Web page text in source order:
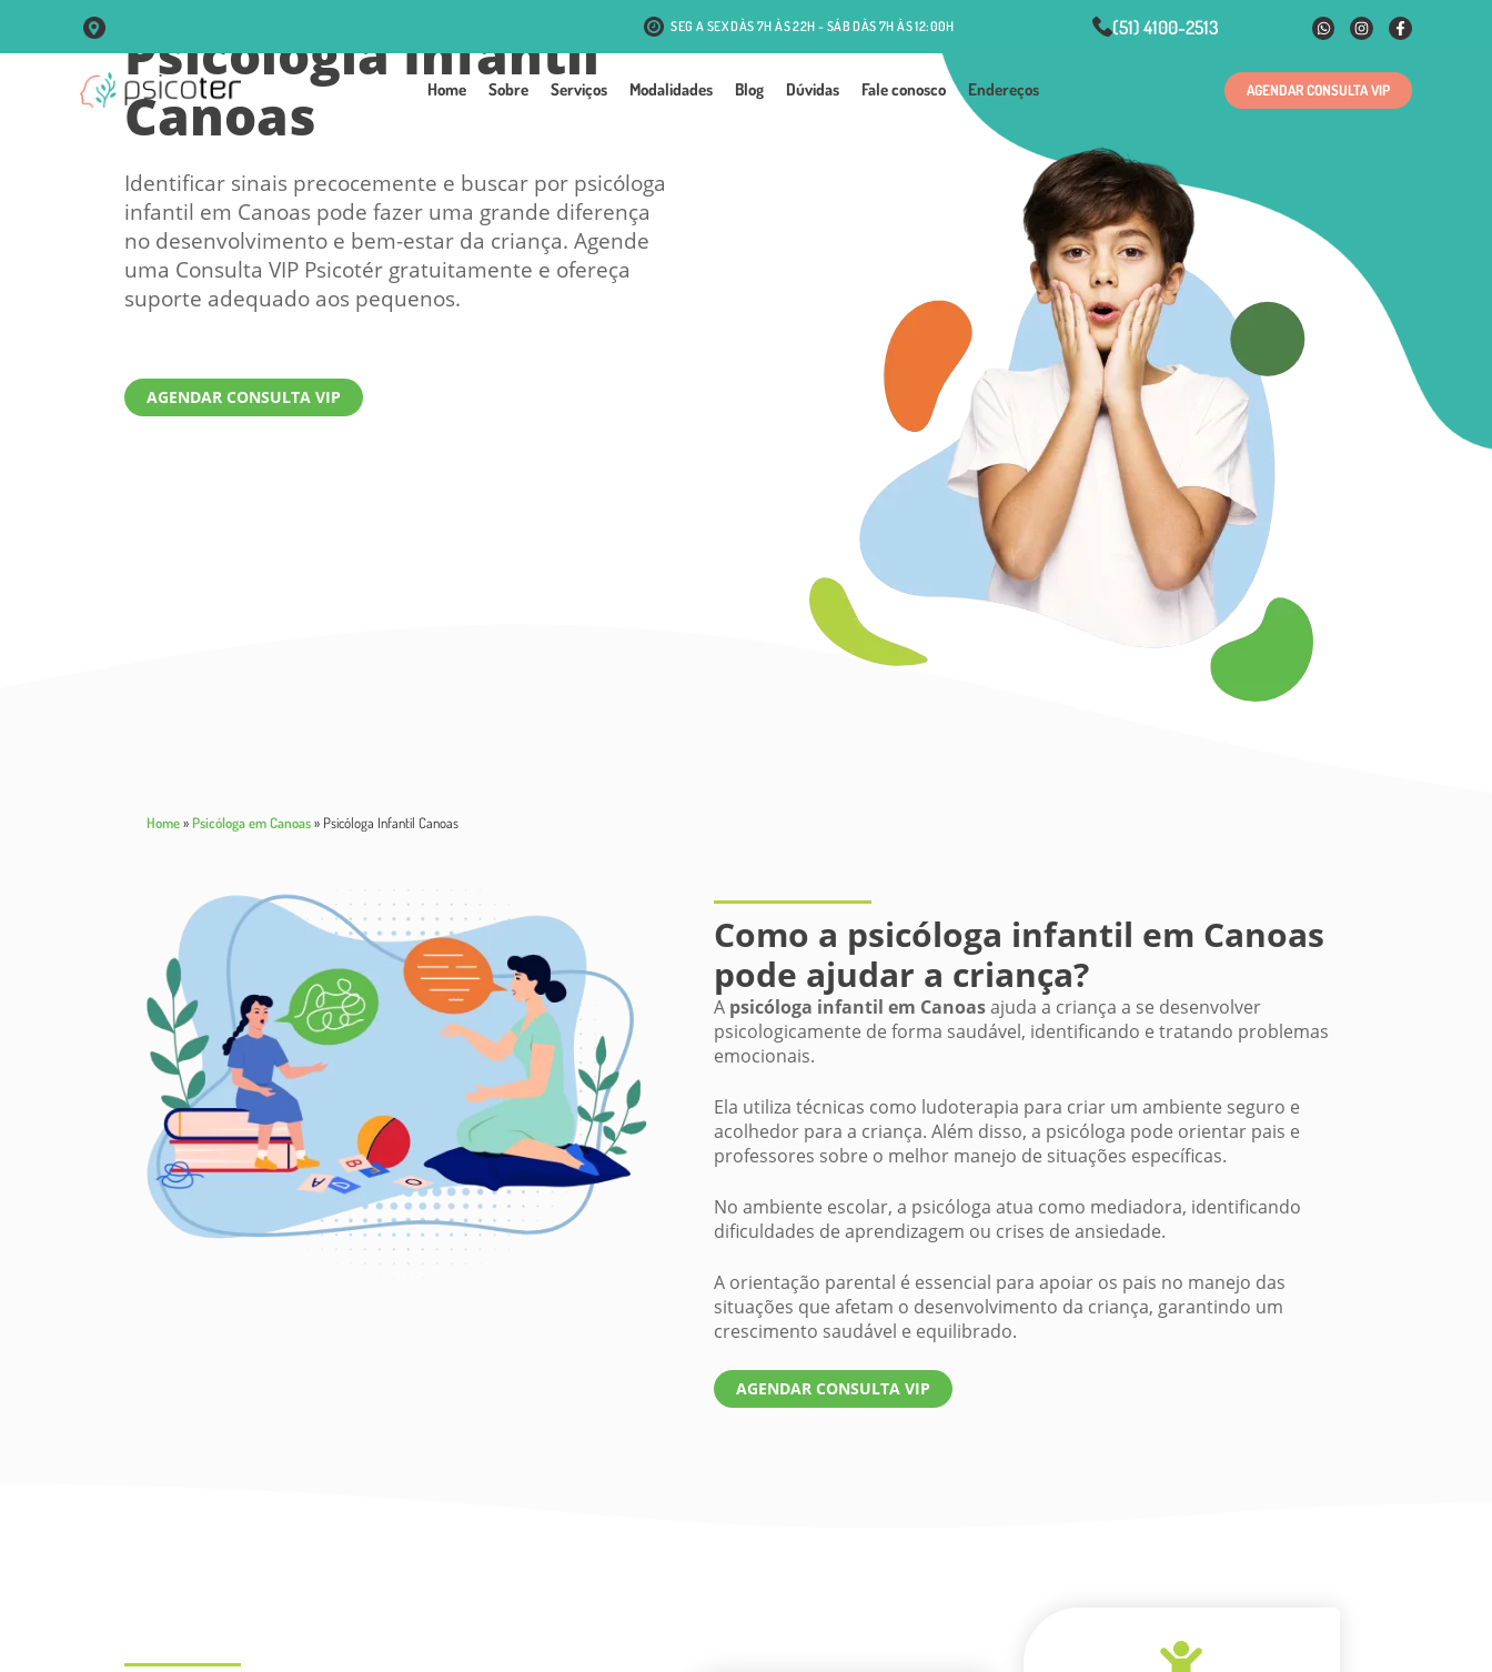
R. Vigário José Inácio, 250 Sala 102 Centro - Porto Alegre R. Antônio J. Mesquita, 131 - Passo d'Areia - Porto Alegre
SEG A SEX DÀS 7H ÀS 22H - SÁB DÀS 7H ÀS 12:00H (51) 4100-2513
Home Sobre Serviços Modalidades Blog Dúvidas Fale conosco Endereços AGENDAR CONSULTA VIP
Psicólogia Infantil
Canoas
Identificar sinais precocemente e buscar por psicóloga
infantil em Canoas pode fazer uma grande diferença
no desenvolvimento e bem-estar da criança. Agende
uma Consulta VIP Psicotér gratuitamente e ofereça
suporte adequado aos pequenos.
AGENDAR CONSULTA VIP
Home»Psicóloga em Canoas» Psicóloga Infantil Canoas
Como a psicóloga infantil em Canoas
pode ajudar a criança?
A psicóloga infantil em Canoasajuda a criança a se desenvolver
psicologicamente de forma saudável, identificando e tratando problemas
emocionais.
Ela utiliza técnicas como ludoterapia para criar um ambiente seguro e
acolhedor para a criança. Além disso, a psicóloga pode orientar pais e
professores sobre o melhor manejo de situações específicas.
No ambiente escolar, a psicóloga atua como mediadora, identificando
dificuldades de aprendizagem ou crises de ansiedade.
A orientação parental é essencial para apoiar os pais no manejo das
situações que afetam o desenvolvimento da criança, garantindo um
crescimento saudável e equilibrado.
AGENDAR CONSULTA VIP